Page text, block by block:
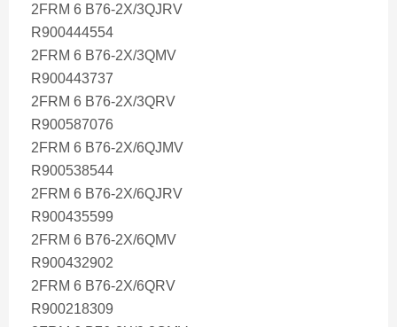
2FRM 6 B76-2X/3QJRV
R900444554
2FRM 6 B76-2X/3QMV
R900443737
2FRM 6 B76-2X/3QRV
R900587076
2FRM 6 B76-2X/6QJMV
R900538544
2FRM 6 B76-2X/6QJRV
R900435599
2FRM 6 B76-2X/6QMV
R900432902
2FRM 6 B76-2X/6QRV
R900218309